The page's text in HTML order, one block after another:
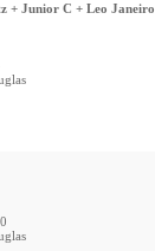
+ Junior C + Leo Janeiro